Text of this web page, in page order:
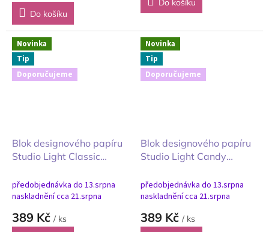
Do košíku
Do košíku
Novinka
Tip
Doporučujeme
Blok designového papíru
Studio Light Classic
Vánoce
předobjednávka do 13.srpna
naskladnění cca 21.srpna
389 Kč / ks
Novinka
Tip
Doporučujeme
Blok designového papíru
Studio Light Candy
předobjednávka do 13.srpna
naskladnění cca 21.srpna
389 Kč / ks